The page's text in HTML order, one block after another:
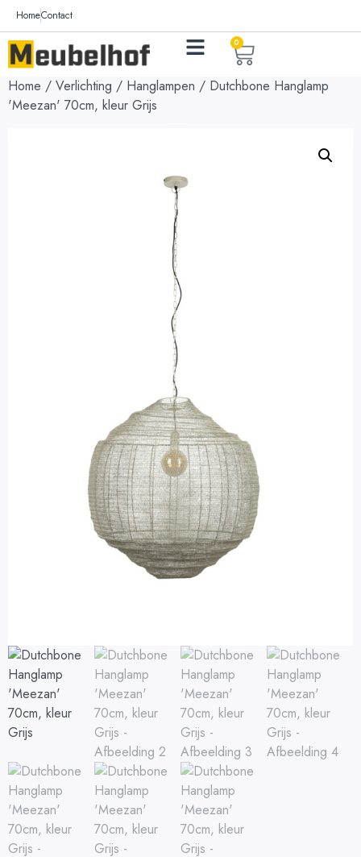
HomeContact
0
Home / Verlichting / Hanglampen / Dutchbone Hanglamp
'Meezan' 70cm, kleur Grijs